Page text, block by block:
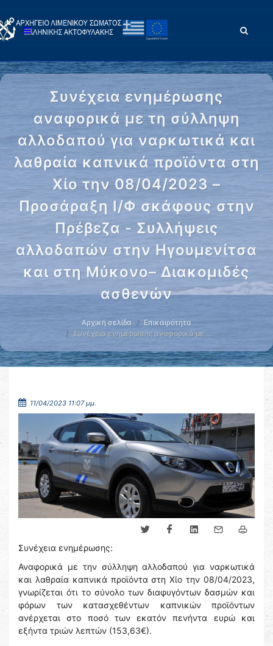
Συνέχεια ενημέρωσης
αναφορικά με τη σύλληψη
αλλοδαπού για ναρκωτικά και
λαθραία καπνικά προϊόντα στη
Χίο την 08/04/2023 –
Προσάραξη Ι/Φ σκάφους στην
Πρέβεζα - Συλλήψεις
αλλοδαπών στην Ηγουμενίτσα
και στη Μύκονο– Διακομιδές
ασθενών
Αρχική σελίδα
Επικαιρότητα
Συνέχεια ενημέρωσης αναφορικά με …
11/04/2023 11:07 μμ.
Συνέχεια ενημέρωσης:
Αναφορικά με την σύλληψη αλλοδαπού για ναρκωτικά
και λαθραία καπνικά προϊόντα στη Χίο την 08/04/2023,
γνωρίζεται ότι το σύνολο των διαφυγόντων δασμών και
φόρων των κατασχεθέντων καπνικών προϊόντων
ανέρχεται στο ποσό των εκατόν πενήντα ευρώ και
εξήντα τριών λεπτών (153,63€).